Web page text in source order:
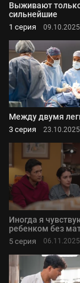
Выживают
сильнейшие
1 серия 09.10.2025
Между двумя
3 серия 23.10.2025
Иногда я
ребенком без
5 серия 06.11.2025